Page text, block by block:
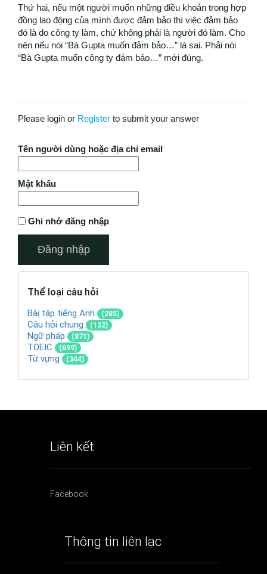
Thứ hai, nếu một người muốn những điều khoản trong hợp
đồng lao động của mình được đảm bảo thì việc đảm bảo
đó là do công ty làm, chứ không phải là người đó làm. Cho
nên nếu nói “Bà Gupta muốn đảm bảo…” là sai. Phải nói
“Bà Gupta muốn công ty đảm bảo…” mới đúng.
Please login or Register to submit your answer
Tên người dùng hoặc địa chỉ email
Mật khẩu
Ghi nhớ đăng nhập
Thể loại câu hỏi
Bài tập tiếng Anh (285)
Câu hỏi chung (132)
Ngữ pháp (871)
TOEIC (699)
Từ vựng (344)
Liên kết
Facebook
Thông tin liên lạc